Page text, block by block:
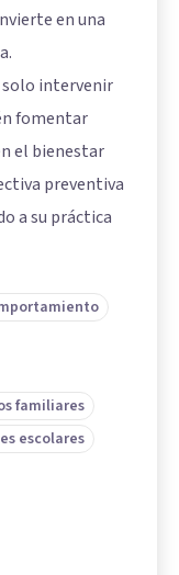
en una
intervenir
fomentar
el bienestar
preventiva
a su práctica
familiares
escolares